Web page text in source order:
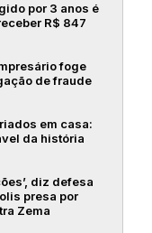
por 3 anos é
R$ 847
foge
de fraude
em casa:
da história
diz defesa
presa por
Zema